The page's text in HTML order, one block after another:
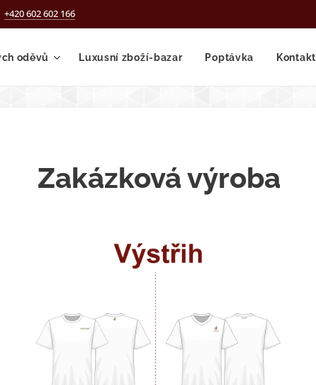
+420 602 602 166
oděvů Luxusní zboží-bazar Poptávka Kontakt
Zakázková výroba